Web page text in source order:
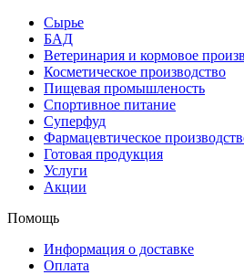
Сырье
БАД
Ветеринария и кормовое
Косметическое производство
Пищевая промышленость
Спортивное питание
Суперфуд
Фармацевтическое
Готовая продукция
Услуги
Акции
Помощь
Информация о доставке
Оплата